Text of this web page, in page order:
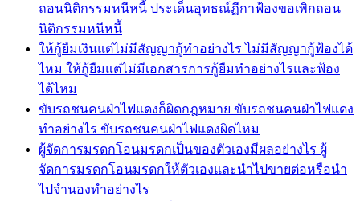
ถอนนิติกรรมหนีหนี้ ประเด็นอุทธณ์ฏีกาฟ้องขอเพิกถอน
นิติกรรมหนีหนี้
ให้กู้ยืมเงินแต่ไม่มีสัญญากู้ทำอย่างไร ไม่มีสัญญากู้ฟ้องได้
ไหม ให้กู้ยืมแต่ไม่มีเอกสารการกู้ยืมทำอย่างไรและฟ้อง
ได้ไหม
ขับรถชนคนฝ่าไฟแดงก็ผิดกฎหมาย ขับรถชนคนฝ่าไฟแดง
ทำอย่างไร ขับรถชนคนฝ่าไฟแดงผิดไหม
ผู้จัดการมรดกโอนมรดกเป็นของตัวเองมีผลอย่างไร ผู้
จัดการมรดกโอนมรดกให้ตัวเองและนำไปขายต่อหรือนำ
ไปจำนองทำอย่างไร